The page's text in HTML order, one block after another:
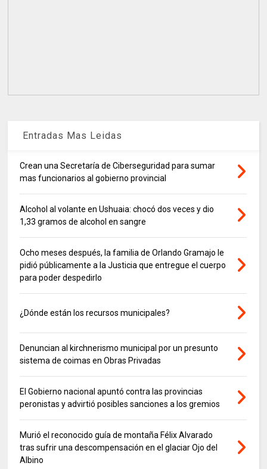
Entradas Mas Leidas
Crean una Secretaría de Ciberseguridad para sumar
mas funcionarios al gobierno provincial
Alcohol al volante en Ushuaia: chocó dos veces y dio
1,33 gramos de alcohol en sangre
Ocho meses después, la familia de Orlando Gramajo le
pidió públicamente a la Justicia que entregue el cuerpo
para poder despedirlo
¿Dónde están los recursos municipales?
Denuncian al kirchnerismo municipal por un presunto
sistema de coimas en Obras Privadas
El Gobierno nacional apuntó contra las provincias
peronistas y advirtió posibles sanciones a los gremios
Murió el reconocido guía de montaña Félix Alvarado
tras sufrir una descompensación en el glaciar Ojo del
Albino